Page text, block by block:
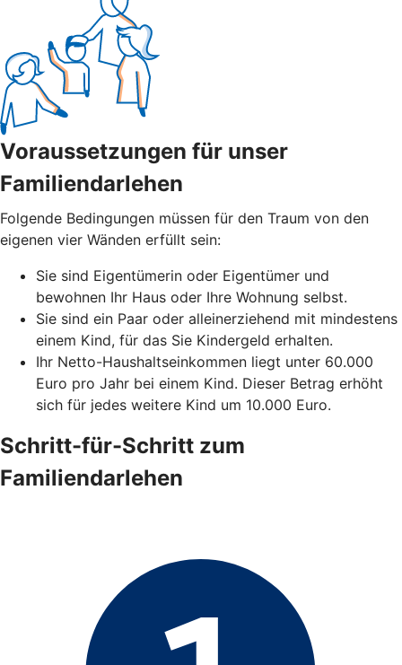
Voraussetzungen für unser
Familiendarlehen
Folgende Bedingungen müssen für den Traum von den
eigenen vier Wänden erfüllt sein:
Sie sind Eigentümerin oder Eigentümer und
bewohnen Ihr Haus oder Ihre Wohnung selbst.
Sie sind ein Paar oder alleinerziehend mit mindestens
einem Kind, für das Sie Kindergeld erhalten.
Ihr Netto-Haushaltseinkommen liegt unter 60.000
Euro pro Jahr bei einem Kind. Dieser Betrag erhöht
sich für jedes weitere Kind um 10.000 Euro.
Schritt-für-Schritt zum
Familiendarlehen